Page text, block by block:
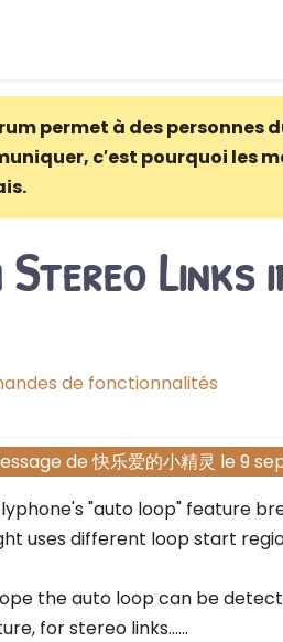
permet à des personnes
c′est pourquoi les
Links
de fonctionnalités
de快乐爱的小精灵 le 9
"auto loop" feature
uses different loop start
the auto loop can be
for stereo links......